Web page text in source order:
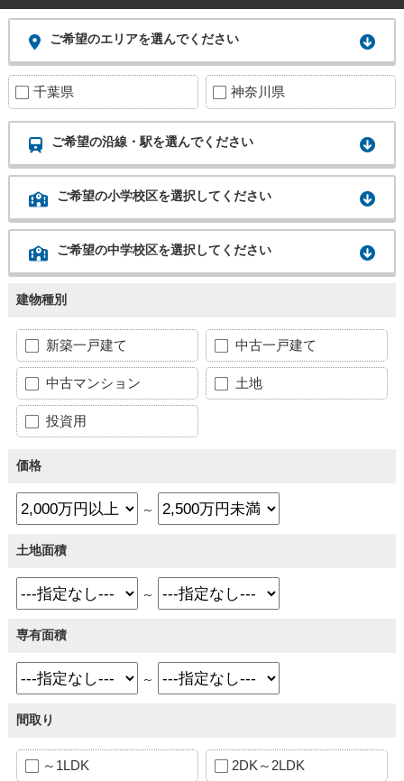
ご希望のエリアを選んでください
千葉県 神奈川県
ご希望の沿線・駅を選んでください
ご希望の小学校区を選択してください
ご希望の中学校区を選択してください
建物種別
新築一戸建て 中古一戸建て
中古マンション 土地
投資用
価格
～
土地面積
～
専有面積
～
間取り
～1LDK 2DK～2LDK